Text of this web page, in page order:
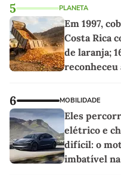
5 PLANETA
Em 1997,
Costa Rica
de laranja;
reconheceu
6 MOBILIDADE
Eles
elétrico e
difícil: o
imbatível